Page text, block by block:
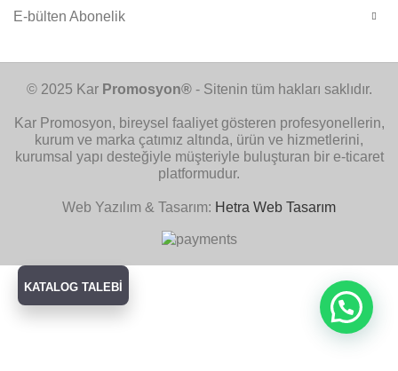
E-bülten Abonelik
© 2025 KarPromosyon®- Sitenin tüm hakları saklıdır.
Kar Promosyon, bireysel faaliyet gösteren profesyonellerin,
kurum ve marka çatımız altında, ürün ve hizmetlerini,
kurumsal yapı desteğiyle müşteriyle buluşturan bir e-ticaret
platformudur.
Web Yazılım & Tasarım: Hetra Web Tasarım
KATALOG TALEBİ